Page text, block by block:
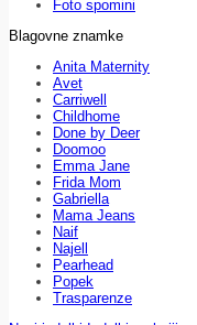
Foto spomini
Blagovne znamke
Anita Maternity
Avet
Carriwell
Childhome
Done by Deer
Doomoo
Emma Jane
Frida Mom
Gabriella
Mama Jeans
Naif
Najell
Pearhead
Popek
Trasparenze